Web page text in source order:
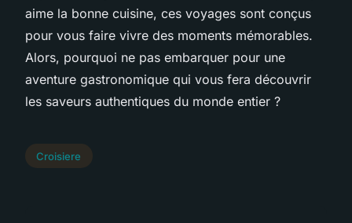
aime la bonne cuisine, ces voyages sont conçus
pour vous faire vivre des moments mémorables.
Alors, pourquoi ne pas embarquer pour une
aventure gastronomique qui vous fera découvrir
les saveurs authentiques du monde entier ?
Croisiere